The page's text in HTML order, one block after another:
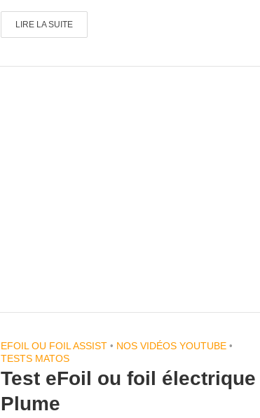
LIRE LA SUITE
EFOIL OU FOIL ASSIST • NOS VIDÉOS YOUTUBE •
TESTS MATOS
Test eFoil ou foil électrique
Plume